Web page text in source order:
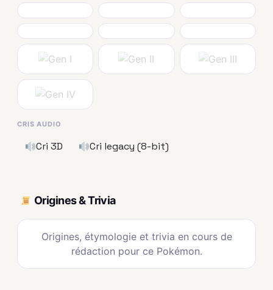
CRIS AUDIO
Cri 3D Cri legacy (8-bit)
Origines & Trivia
Origines, étymologie et trivia en cours de
rédaction pour ce Pokémon.